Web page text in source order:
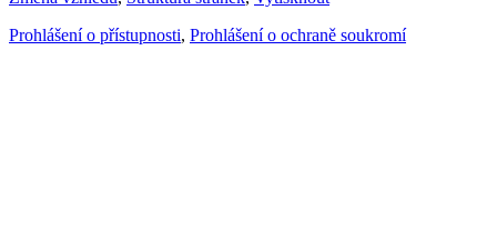
Prohlášení o přístupnosti, Prohlášení o ochraně soukromí